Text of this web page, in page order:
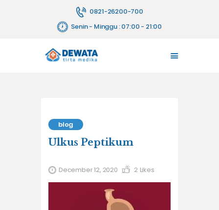
0821-26200-700
Senin - Minggu : 07:00 - 21:00
TENTANG KAMI
PENYEWAAN ALAT
HUBUNGI KAMI
BLOG
blog
Ulkus Peptikum
December 12, 2020 2 Likes